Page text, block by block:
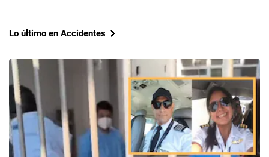
Lo último en Accidentes